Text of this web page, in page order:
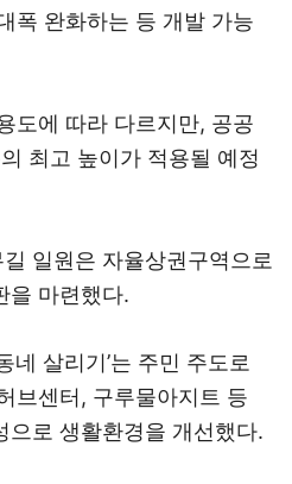
폭 완화하는 등 개발 가능
도에 따라 다르지만, 공공
최고 높이가 적용될 예정
일원은 자율상권구역으로
을 마련했다.
네 살리기’는 주민 주도로
브센터, 구루물아지트 등
으로 생활환경을 개선했다.